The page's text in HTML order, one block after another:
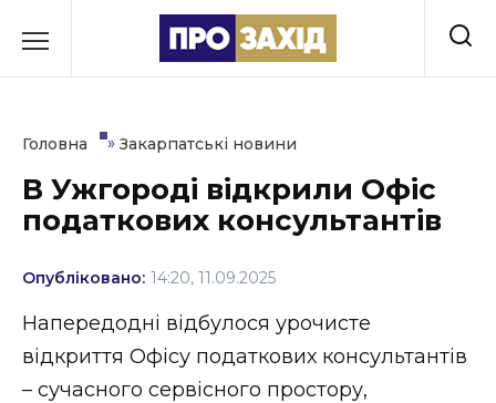
до
Культура
Освіта
Події
Політика
Головна » Закарпатські новини
В Ужгороді відкрили Офіс
податкових консультантів
Опубліковано: 14:20, 11.09.2025
Напередодні відбулося урочисте
відкриття Офісу податкових консультантів
– сучасного сервісного простору,